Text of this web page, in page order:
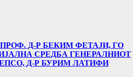
Д-Р БЕКИМ ФЕТАЈИ, ГО
СРЕДБА ГЕНЕРАЛНИОТ
Д-Р БУРИМ ЛАТИФИ